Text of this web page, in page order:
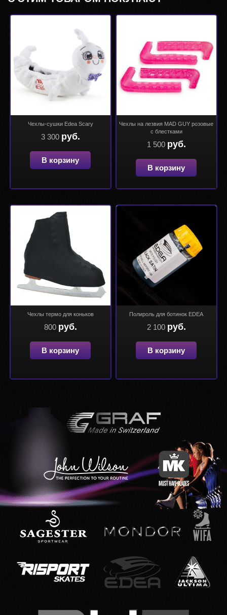
Чехлы-сушки Edea Scary
3 300 руб.
В корзину
Чехлы на лезвия MAD GUY розовые
с блестками
1 500 руб.
В корзину
Чехлы термо для коньков
800 руб.
В корзину
Полироль для ботинок EDEA
2 100 руб.
В корзину